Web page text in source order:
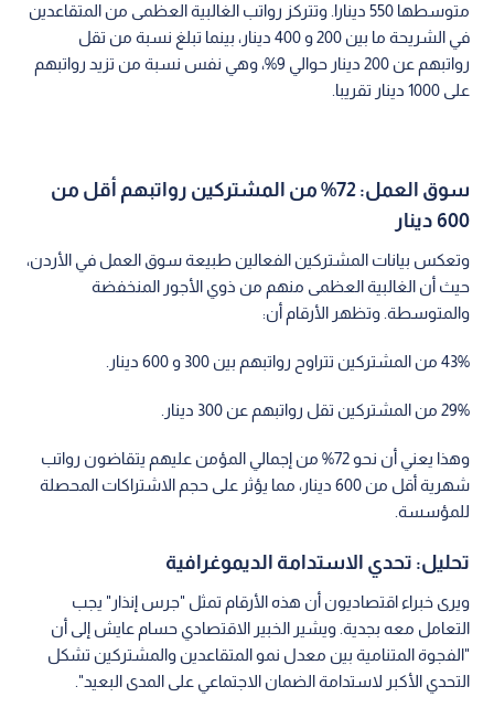
متوسطها 550 دينارا. وتتركز رواتب الغالبية العظمى من المتقاعدين
في الشريحة ما بين 200 و 400 دينار، بينما تبلغ نسبة من تقل
رواتبهم عن 200 دينار حوالي 9%، وهي نفس نسبة من تزيد رواتبهم
على 1000 دينار تقريبا.
سوق العمل: 72% من المشتركين رواتبهم أقل من
600 دينار
وتعكس بيانات المشتركين الفعالين طبيعة سوق العمل في الأردن،
حيث أن الغالبية العظمى منهم من ذوي الأجور المنخفضة
والمتوسطة. وتظهر الأرقام أن:
43% من المشتركين تتراوح رواتبهم بين 300 و 600 دينار.
29% من المشتركين تقل رواتبهم عن 300 دينار.
وهذا يعني أن نحو 72% من إجمالي المؤمن عليهم يتقاضون رواتب
شهرية أقل من 600 دينار، مما يؤثر على حجم الاشتراكات المحصلة
للمؤسسة.
تحليل: تحدي الاستدامة الديموغرافية
ويرى خبراء اقتصاديون أن هذه الأرقام تمثل "جرس إنذار" يجب
التعامل معه بجدية. ويشير الخبير الاقتصادي حسام عايش إلى أن
"الفجوة المتنامية بين معدل نمو المتقاعدين والمشتركين تشكل
التحدي الأكبر لاستدامة الضمان الاجتماعي على المدى البعيد".